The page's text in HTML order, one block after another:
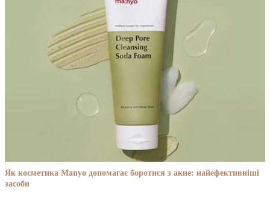
Як косметика Manyo допомагає боротися з акне: найефективніші
засоби